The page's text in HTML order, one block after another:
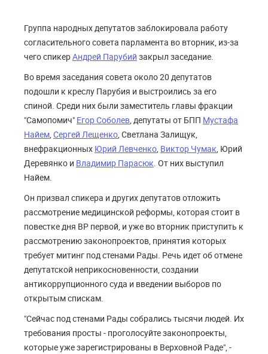
Группа народных депутатов заблокировала работу
согласительного совета парламента во вторник, из-за
чего спикерАндрей Парубий закрыл заседание.
Во время заседания совета около 20 депутатов
подошли к креслу Парубия и выстроились за его
спиной. Среди них были заместитель главы фракции
"Самопомич" Егор Соболев, депутаты от БПП Мустафа
Найем, Сергей Лещенко, Светлана Залищук,
внефракционных Юрий Левченко, Виктор Чумак, Юрий
Деревянко и Владимир Парасюк. От них выступил
Найем.
Он призвал спикера и других депутатов отложить
рассмотрение медицинской реформы, которая стоит в
повестке дня ВР первой, и уже во вторник приступить к
рассмотрению законопроектов, принятия которых
требует митинг под стенами Рады. Речь идет об отмене
депутатской неприкосновенности, создании
антикоррупционного суда и введении выборов по
открытым спискам.
"Сейчас под стенами Рады собрались тысячи людей. Их
требования просты - проголосуйте законопроекты,
которые уже зарегистрированы в Верховной Раде", -